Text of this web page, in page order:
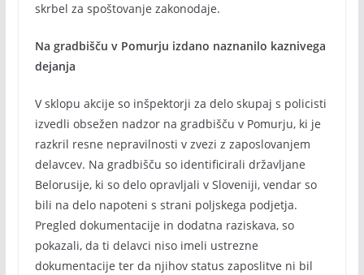
skrbel za spoštovanje zakonodaje.
Na gradbišču v Pomurju izdano naznanilo kaznivega
dejanja
V sklopu akcije so inšpektorji za delo skupaj s policisti
izvedli obsežen nadzor na gradbišču v Pomurju, ki je
razkril resne nepravilnosti v zvezi z zaposlovanjem
delavcev. Na gradbišču so identificirali državljane
Belorusije, ki so delo opravljali v Sloveniji, vendar so
bili na delo napoteni s strani poljskega podjetja.
Pregled dokumentacije in dodatna raziskava, so
pokazali, da ti delavci niso imeli ustrezne
dokumentacije ter da njihov status zaposlitve ni bil